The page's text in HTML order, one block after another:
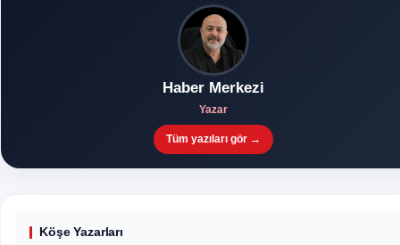
Haber Merkezi
Yazar
Tüm yazıları gör →
Köşe Yazarları